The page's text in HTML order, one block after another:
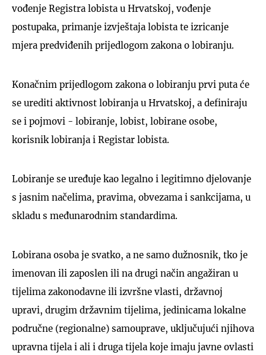
vođenje Registra lobista u Hrvatskoj, vođenje
postupaka, primanje izvještaja lobista te izricanje
mjera predviđenih prijedlogom zakona o lobiranju.
Konačnim prijedlogom zakona o lobiranju prvi puta će
se urediti aktivnost lobiranja u Hrvatskoj, a definiraju
se i pojmovi - lobiranje, lobist, lobirane osobe,
korisnik lobiranja i Registar lobista.
Lobiranje se uređuje kao legalno i legitimno djelovanje
s jasnim načelima, pravima, obvezama i sankcijama, u
skladu s međunarodnim standardima.
Lobirana osoba je svatko, a ne samo dužnosnik, tko je
imenovan ili zaposlen ili na drugi način angažiran u
tijelima zakonodavne ili izvršne vlasti, državnoj
upravi, drugim državnim tijelima, jedinicama lokalne
područne (regionalne) samouprave, uključujući njihova
upravna tijela i ali i druga tijela koje imaju javne ovlasti